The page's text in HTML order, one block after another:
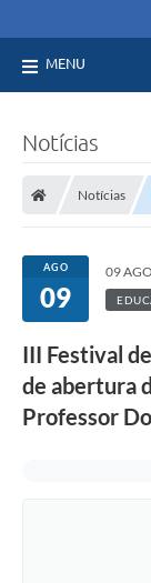
MENU
Notícias
Notícias
AGO
09
09
III Festival
de abertura
Professor